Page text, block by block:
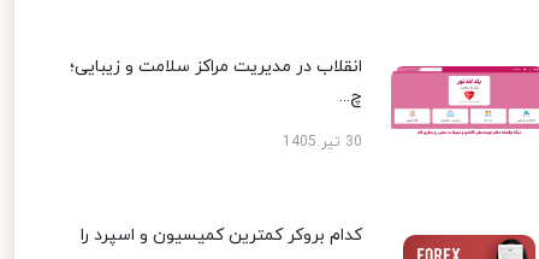
انقلاب در مدیریت مراکز سلامت و زیبایی؛
چ...
30 تیر 1405
کدام بروکر کمترین کمیسیون و اسپرد را